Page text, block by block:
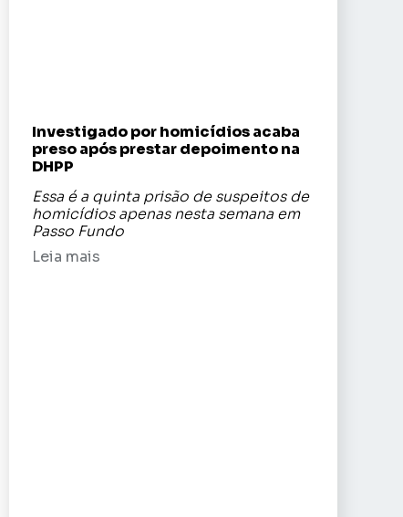
Investigado por homicídios acaba
preso após prestar depoimento na
DHPP
Essa é a quinta prisão de suspeitos de
homicídios apenas nesta semana em
Passo Fundo
Leia mais